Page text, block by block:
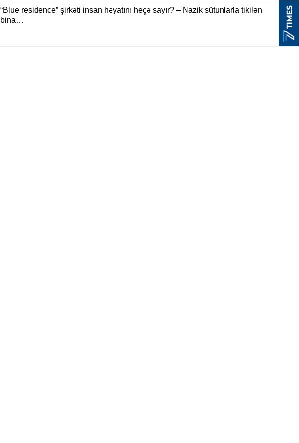
“Blue residence” şirkəti insan həyatını heçə sayır? – Nazik sütunlarla tikilən
bina…